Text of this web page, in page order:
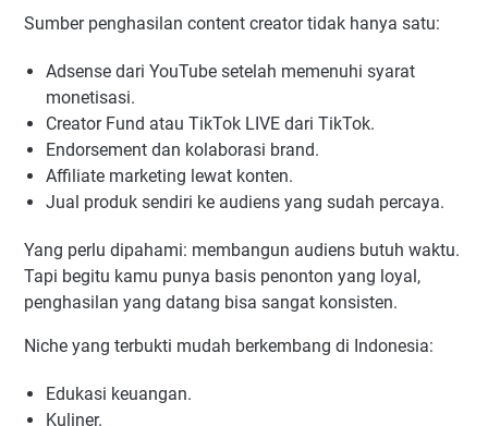
Sumber penghasilan content creator tidak hanya satu:
Adsense dari YouTube setelah memenuhi syarat
monetisasi.
Creator Fund atau TikTok LIVE dari TikTok.
Endorsement dan kolaborasi brand.
Affiliate marketing lewat konten.
Jual produk sendiri ke audiens yang sudah percaya.
Yang perlu dipahami: membangun audiens butuh waktu.
Tapi begitu kamu punya basis penonton yang loyal,
penghasilan yang datang bisa sangat konsisten.
Niche yang terbukti mudah berkembang di Indonesia:
Edukasi keuangan.
Kuliner.